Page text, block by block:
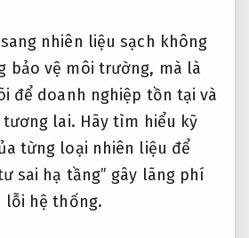
nhiên liệu sạch không
bảo vệ môi trường, mà là
để doanh nghiệp tồn tại và
lai. Hãy tìm hiểu kỹ
từng loại nhiên liệu để
sai hạ tầng” gây lãng phí
lỗi hệ thống.